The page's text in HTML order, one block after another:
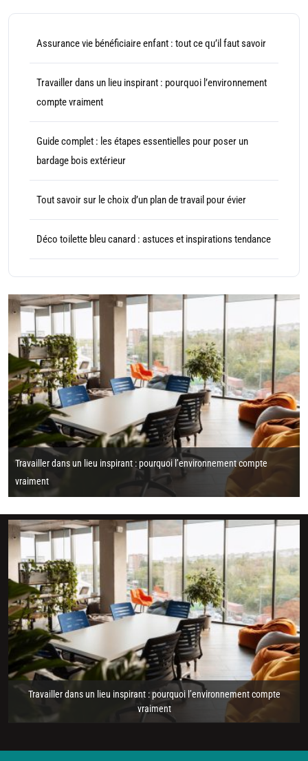
Assurance vie bénéficiaire enfant : tout ce qu’il faut savoir
Travailler dans un lieu inspirant : pourquoi l’environnement
compte vraiment
Guide complet : les étapes essentielles pour poser un
bardage bois extérieur
Tout savoir sur le choix d’un plan de travail pour évier
Déco toilette bleu canard : astuces et inspirations tendance
Travailler dans un lieu inspirant : pourquoi l’environnement compte
vraiment
Travailler dans un lieu inspirant : pourquoi l’environnement compte
vraiment